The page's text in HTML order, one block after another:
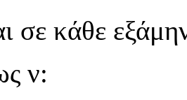
σε κάθε
ν: